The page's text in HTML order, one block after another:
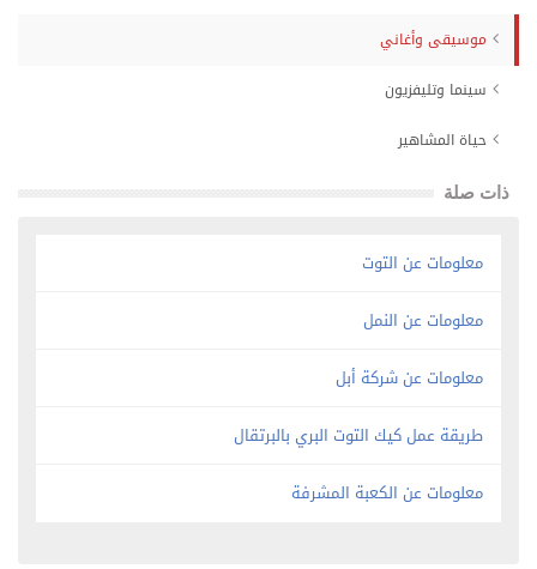
موسيقى وأغاني
سينما وتليفزيون
حياة المشاهير
ذات صلة
معلومات عن التوت
معلومات عن النمل
معلومات عن شركة أبل
طريقة عمل كيك التوت البري بالبرتقال
معلومات عن الكعبة المشرفة